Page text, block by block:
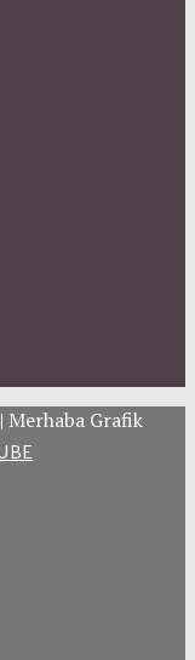
Merhaba Grafik